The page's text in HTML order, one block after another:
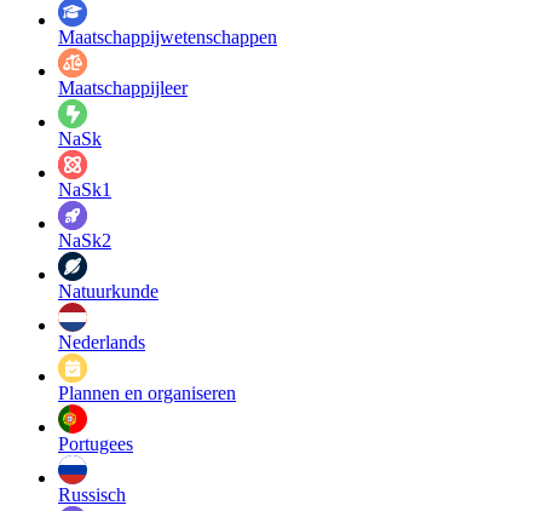
Maatschappij­wetenschappen
Maatschappijleer
NaSk
NaSk1
NaSk2
Natuurkunde
Nederlands
Plannen en organiseren
Portugees
Russisch